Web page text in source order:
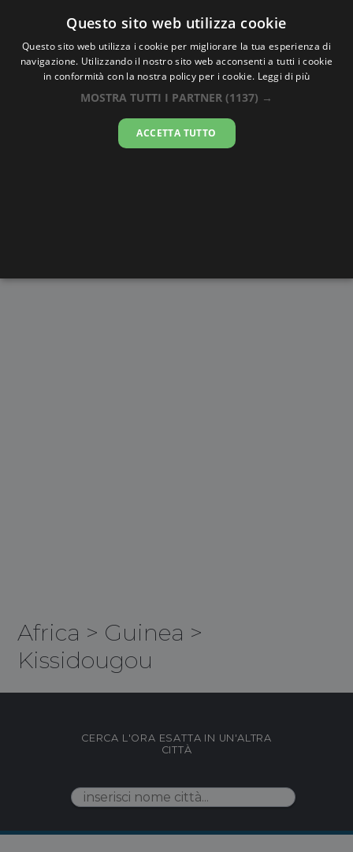
Oraesatta.co
Ora EsattaKissidougou
14:06:17
Africa > Guinea >
Kissidougou
CERCA L'ORA ESATTA IN UN'ALTRA
CITTÀ
Questo sito web utilizza cookie
Questo sito web utilizza i cookie per migliorare la tua esperienza di
navigazione. Utilizzando il nostro sito web acconsenti a tutti i cookie
in conformità con la nostra policy per i cookie. Leggi di più
MOSTRA TUTTI I PARTNER (1137) →
ACCETTA TUTTO